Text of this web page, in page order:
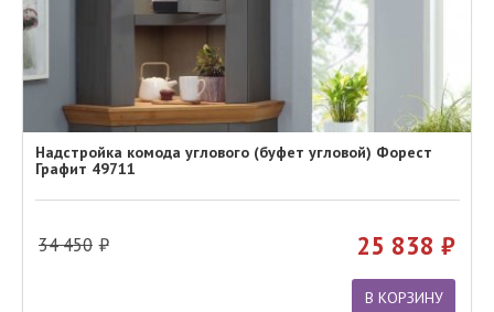
Надстройка комода углового (буфет угловой) Форест
Графит 49711
34 450 25 838
В КОРЗИНУ